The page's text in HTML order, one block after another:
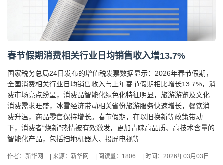
春节假期消费相关行业日均销售收入增13.7%
国家税务总局24日发布的增值税发票数据显示：2026年春节假期，
全国消费相关行业日均销售收入与上年春节假期相比增长13.7%，消
费市场亮点纷呈，消费品智能化绿色化特征明显，旅游游览及文化
消费需求旺盛，冰雪经济带动相关省份旅游服务快速增长，餐饮消
费升温，商品零售保持增长。春节假期，在以旧换新等政策带动
下，消费者“焕新”热情被有效激发，更加青睐高品质、高技术含量的
智能化产品，包括扫地机器人、投屏电视等...
作者：新华网 来源：新华网 阅读量：1806 时间：2026年03月03日